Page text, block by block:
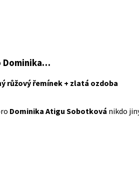
Dominika…
růžový řemínek + zlatá ozdoba
Dominika Atigu Sobotková nikdo